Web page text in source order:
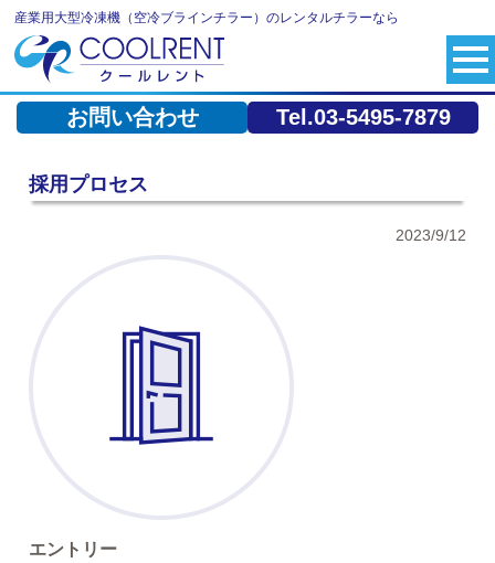
産業用大型冷凍機（空冷ブラインチラー）のレンタルチラーなら
お問い合わせ Tel.03-5495-7879
採用プロセス
2023/9/12
エントリー